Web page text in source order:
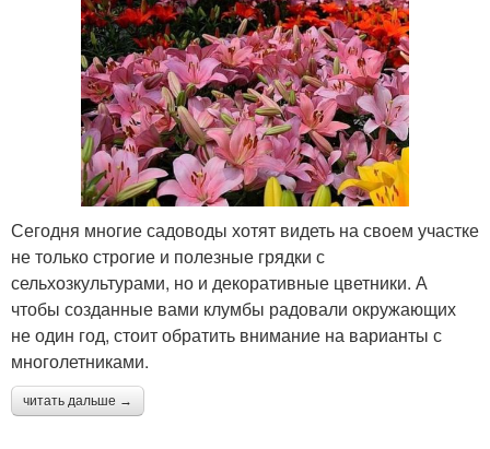
Сегодня многие садоводы хотят видеть на своем участке
не только строгие и полезные грядки с
сельхозкультурами, но и декоративные цветники. А
чтобы созданные вами клумбы радовали окружающих
не один год, стоит обратить внимание на варианты с
многолетниками.
читать дальше →